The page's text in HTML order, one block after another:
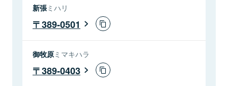
新張ミハリ
389-0501
御牧原ミマキハラ
389-0403